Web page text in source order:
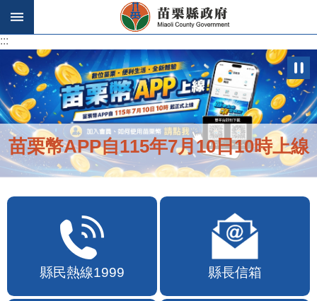
跳到主要內容區塊
:::
苗栗幣APP自115年7月10日10時上線
縣民熱線1999 縣長信箱